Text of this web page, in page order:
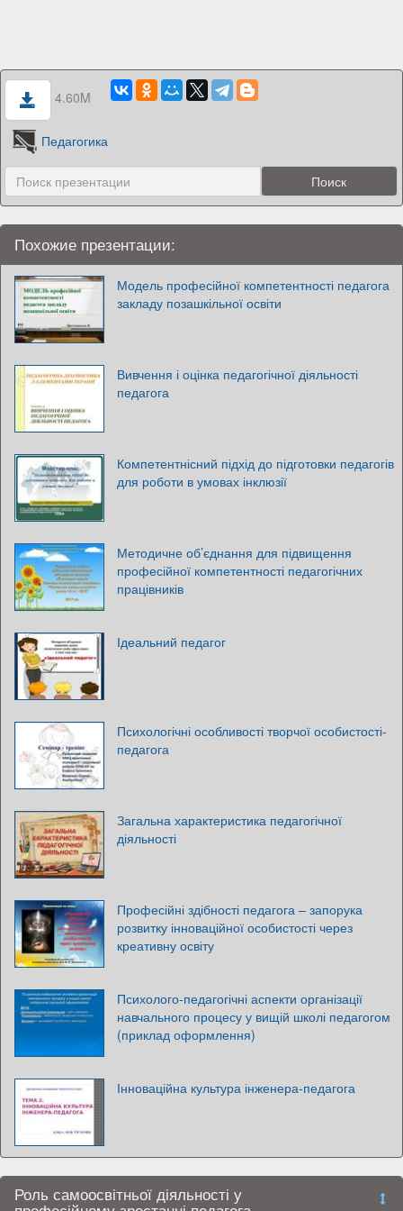
4.60M
Педагогика
Похожие презентации:
Модель професійної компетентності педагога
закладу позашкільної освіти
Вивчення і оцінка педагогічної діяльності
педагога
Компетентнісний підхід до підготовки педагогів
для роботи в умовах інклюзії
Методичне об’єднання для підвищення
професійної компетентності педагогічних
працівників
Ідеальний педагог
Психологічні особливості творчої особистості-
педагога
Загальна характеристика педагогічної
діяльності
Професійні здібності педагога – запорука
розвитку інноваційної особистості через
креативну освіту
Психолого-педагогічні аспекти організації
навчального процесу у вищій школі педагогом
(приклад оформлення)
Інноваційна культура інженера-педагога
Роль самоосвітньої діяльності у